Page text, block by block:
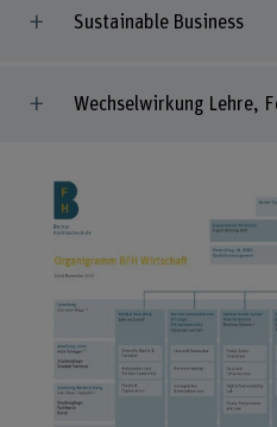
Sustainable Business
Wechselwirkung Lehre,